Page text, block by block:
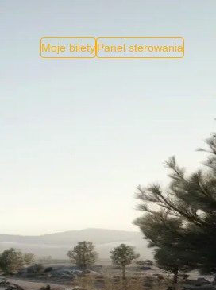
Moje biletyPanel sterowania